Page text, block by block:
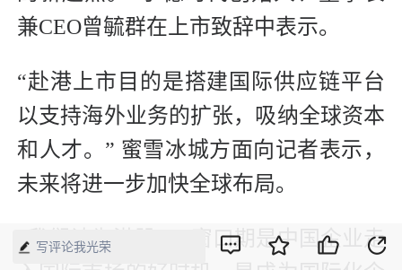
兼CEO曾毓群在上市致辞中表示。
“赴港上市目的是搭建国际供应链平台
以支持海外业务的扩张，吸纳全球资本
和人才。” 蜜雪冰城方面向记者表示，
未来将进一步加快全球布局。
“我们认为港股IPO窗口期是中国企业走
写评论我光荣